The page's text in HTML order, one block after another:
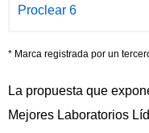
Proclear 6
* Marca registrada por un
La propuesta que
Mejores Laboratorios